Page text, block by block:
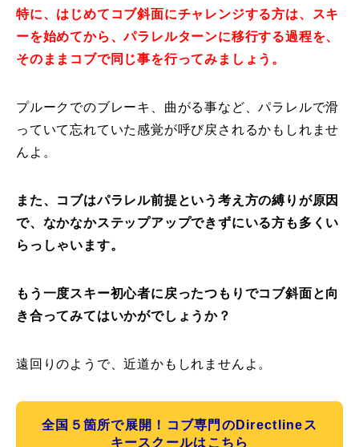
お申し込みについて
動画で学ぶ
レッスン動画一覧
Movie
無料プレゼント動画
プレゼント
プレゼント付メルマガ
常時メルマガ
お問合せ 特定商取引法に基づく表記 プライバシーポリシー 会社
特に、はじめてコブ斜面にチャレンジする方は、スキ
ーを始めてから、パラレルターンに移行する過程を、
そのままコブで同じ事を行ってみましょう。
プルークでのブレーキ、曲がる事など、パラレルで滑
っていて忘れていた感覚が呼び戻されるかもしれませ
んよ。
また、コブはパラレル前提という考え方の縛りが原因
で、なかなかステップアップできずにいる方も多くい
らっしゃいます。
もう一度スキー初心者に戻ったつもりでコブ斜面と向
き合ってみてはいかがでしょうか？
遠回りのようで、近道かもしれませんよ。
全国５箇所で展開！コブ専門のDirectlineス
キースクールはこちら